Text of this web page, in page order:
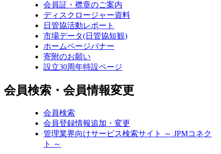
会員証・襟章のご案内
ディスクロージャー資料
日管協活動レポート
市場データ(日管協短観)
ホームページバナー
寄附のお願い
設立30周年特設ページ
会員検索・会員情報変更
会員検索
会員登録情報追加・変更
管理業界向けサービス検索サイト ～ JPMコネク
ト ～